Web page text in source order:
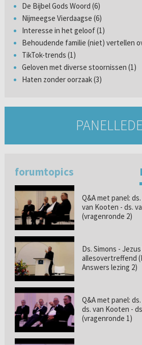
De Bijbel Gods Woord (6)
Nijmeegse Vierdaagse (6)
Interesse in het geloof (1)
Behoudende familie (niet) vertellen
TikTok-trends (1)
Geloven met diverse stoornissen (1)
Haten zonder oorzaak (3)
forumtopics
Q&A met panel:
van Kooten - ds.
(vragenronde 2)
Ds. Simons -
allesovertreffend
Answers lezing 2)
Q&A met panel:
ds. van Kooten -
(vragenronde 1)